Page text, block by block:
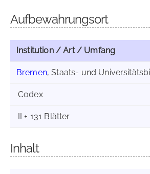
Aufbewahrungsort
Institution / Art / Umfang
Bremen, Staats- und
Codex
II + 131 Blätter
Inhalt